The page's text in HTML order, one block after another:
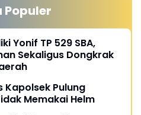
Populer
Yonif TP 529 SBA,
Sekaligus Dongkrak
Kapolsek Pulung
Memakai Helm